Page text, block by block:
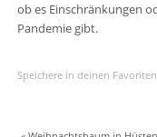
ob es Einschränkungen
Pandemie gibt.
Speichere in deinen